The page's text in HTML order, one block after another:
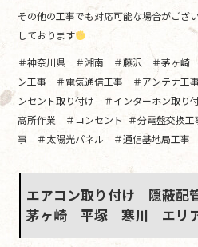
その他の工事でも対応可能な場合がござ
しております
＃神奈川県 ＃湘南 ＃藤沢 ＃茅ヶ崎
ン工事 ＃電気通信工事 ＃アンテナ
ンセント取り付け ＃インターホン取
高所作業 ＃コンセント ＃分電盤交換
事 ＃太陽光パネル ＃通信基地局工
エアコン取り付け 隠蔽
茅ヶ崎 平塚 寒川 エリ